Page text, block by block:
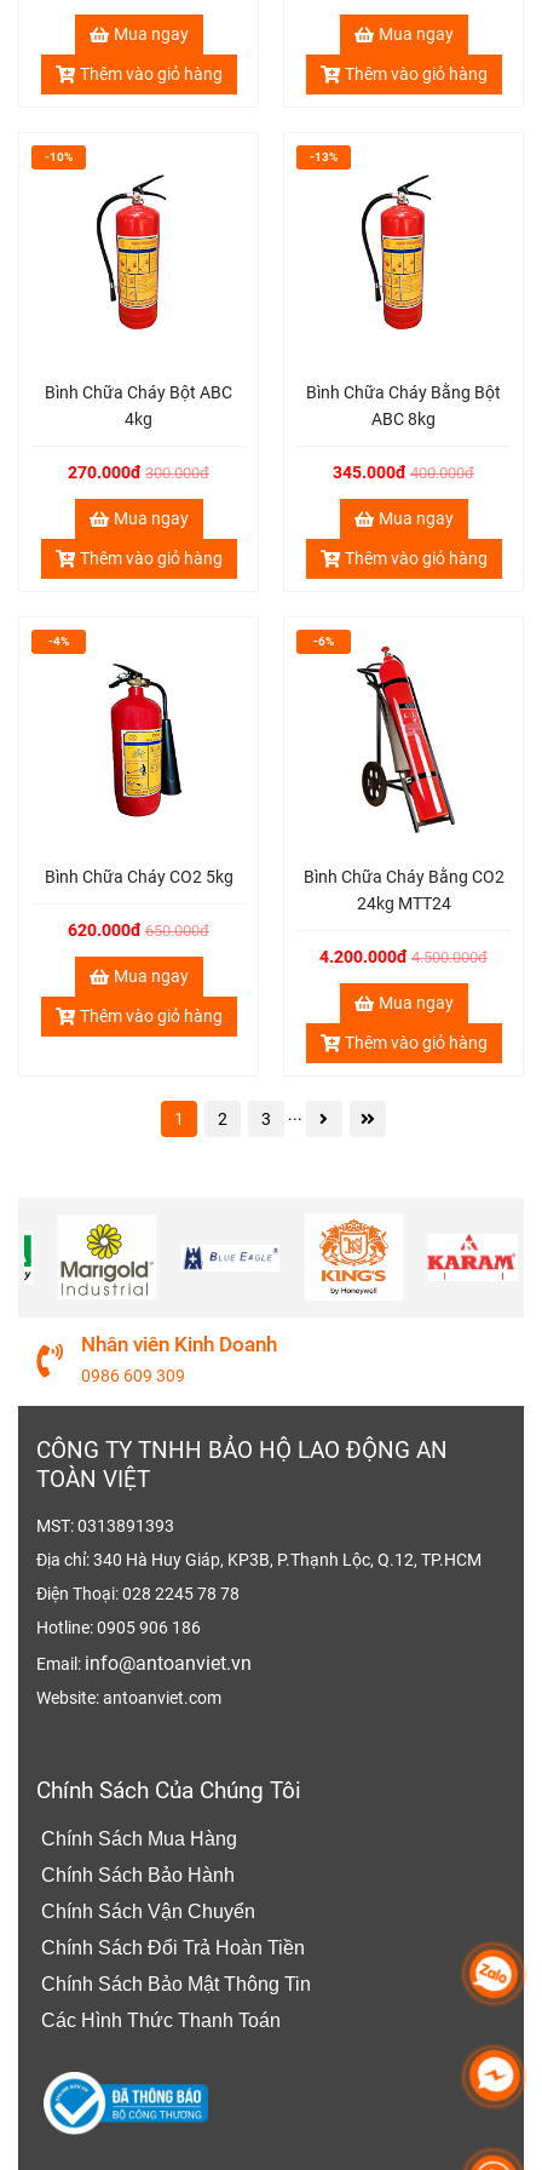
Mua ngay
Thêm vào giỏ hàng
Mua ngay
Thêm vào giỏ hàng
Bình Chữa Cháy Bột ABC
4kg
270.000đ 300.000đ
-10%
Mua ngay
Thêm vào giỏ hàng
Bình Chữa Cháy Bằng Bột
ABC 8kg
345.000đ 400.000đ
-13%
Mua ngay
Thêm vào giỏ hàng
Bình Chữa Cháy CO2 5kg
620.000đ 650.000đ
-4%
Mua ngay
Thêm vào giỏ hàng
Bình Chữa Cháy Bằng CO2
24kg MTT24
4.200.000đ 4.500.000đ
-6%
Mua ngay
Thêm vào giỏ hàng
1 2 3 ...
Nhân viên Kinh Doanh
0986 609 309
CÔNG TY TNHH BẢO HỘ LAO ĐỘNG AN
TOÀN VIỆT
MST: 0313891393
Địa chỉ: 340 Hà Huy Giáp, KP3B, P.Thạnh Lộc, Q.12, TP.HCM
Điện Thoại: 028 2245 78 78
Hotline: 0905 906 186
Email: info@antoanviet.vn
Website: antoanviet.com
Chính Sách Của Chúng Tôi
Chính Sách Mua Hàng
Chính Sách Bảo Hành
Chính Sách Vận Chuyển
Chính Sách Đổi Trả Hoàn Tiền
Chính Sách Bảo Mật Thông Tin
Các Hình Thức Thanh Toán